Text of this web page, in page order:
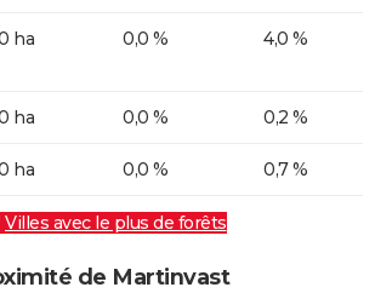
ha 0,0 % 4,0 %
ha 0,0 % 0,2 %
ha 0,0 % 0,7 %
Villes avec le plus de forêts
de Martinvast